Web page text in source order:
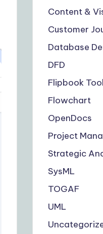
Content &
Customer
Database
DFD
Flipbook Tool
Flowchart
OpenDocs
Project
Strategic
SysML
TOGAF
UML